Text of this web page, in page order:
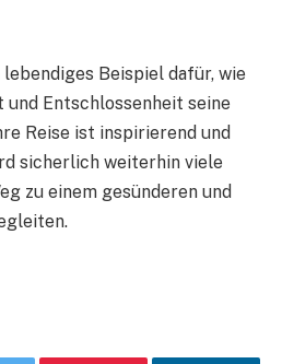
Beispiel dafür, wie
Entschlossenheit seine
Reise ist inspirierend und
sicherlich weiterhin viele
zu einem gesünderen und